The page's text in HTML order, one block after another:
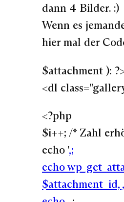
dann 4 Bilder. :)
Wenn es
hier mal der
$attachment ):
<dl
<?php
$i++; /* Zahl
echo '‚;
echo
$attachment_id,